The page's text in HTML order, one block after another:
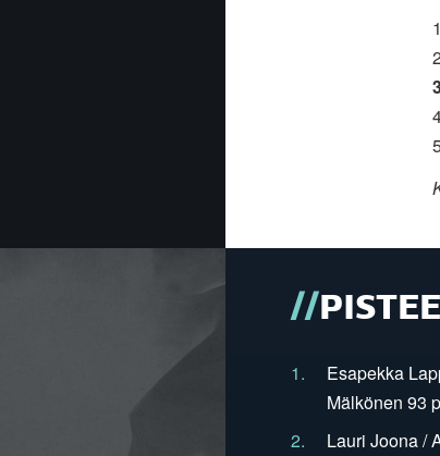
1.
Esapekka
Mälkönen 93
2.
Lauri Joona /